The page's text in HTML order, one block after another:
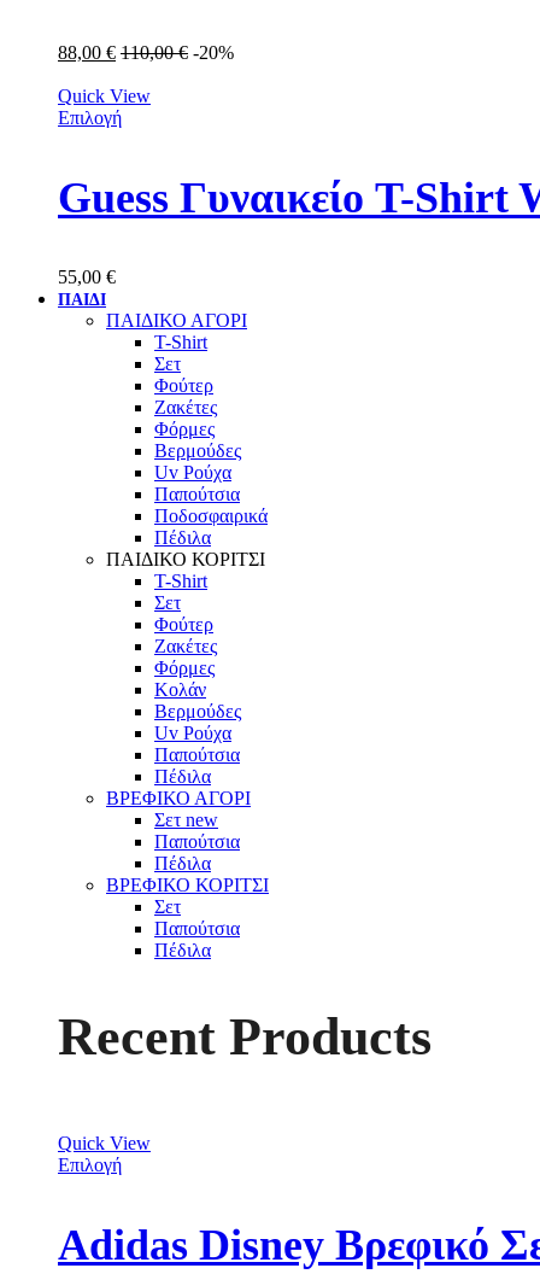
88,00 € 110,00€ -20%
Quick View
Επιλογή
Guess Γυναικείο T-
55,00 €
ΠΑΙΔΙ
ΠΑΙΔΙΚΟ ΑΓΟΡΙ
T-Shirt
Σετ
Φούτερ
Ζακέτες
Φόρμες
Βερμούδες
Uv Ρούχα
Παπούτσια
Ποδοσφαιρικά
Πέδιλα
ΠΑΙΔΙΚΟ ΚΟΡΙΤΣΙ
T-Shirt
Σετ
Φούτερ
Ζακέτες
Φόρμες
Κολάν
Βερμούδες
Uv Ρούχα
Παπούτσια
Πέδιλα
ΒΡΕΦΙΚΟ ΑΓΟΡΙ
Σετ new
Παπούτσια
Πέδιλα
ΒΡΕΦΙΚΟ ΚΟΡΙΤΣΙ
Σετ
Παπούτσια
Πέδιλα
Recent Products
Quick View
Επιλογή
Adidas Disney Βρεφικό